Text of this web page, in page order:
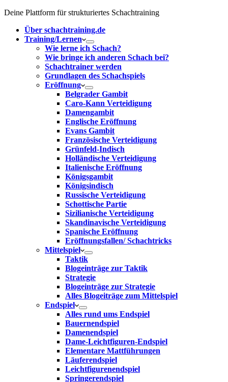
Deine Plattform für strukturiertes Schachtraining
Über schachtraining.de
Training/Lernen
Wie lerne ich Schach?
Wie bringe ich anderen Schach bei?
Schachtrainer werden
Grundlagen des Schachspiels
Eröffnung
Belgrader Gambit
Caro-Kann Verteidigung
Damengambit
Englische Eröffnung
Evans Gambit
Französische Verteidigung
Grünfeld-Indisch
Holländische Verteidigung
Italienische Eröffnung
Königsgambit
Königsindisch
Russische Verteidigung
Schottische Partie
Sizilianische Verteidigung
Skandinavische Verteidigung
Spanische Eröffnung
Eröffnungsfallen/ Schachtricks
Mittelspiel
Taktik
Blogeinträge zur Taktik
Strategie
Blogeinträge zur Strategie
Alles Blogeiträge zum Mittelspiel
Endspiel
Alles rund ums Endspiel
Bauernendspiel
Damenendspiel
Dame-Leichtfiguren-Endspiel
Elementare Mattführungen
Läuferendspiel
Leichtfigurenendspiel
Springerendspiel